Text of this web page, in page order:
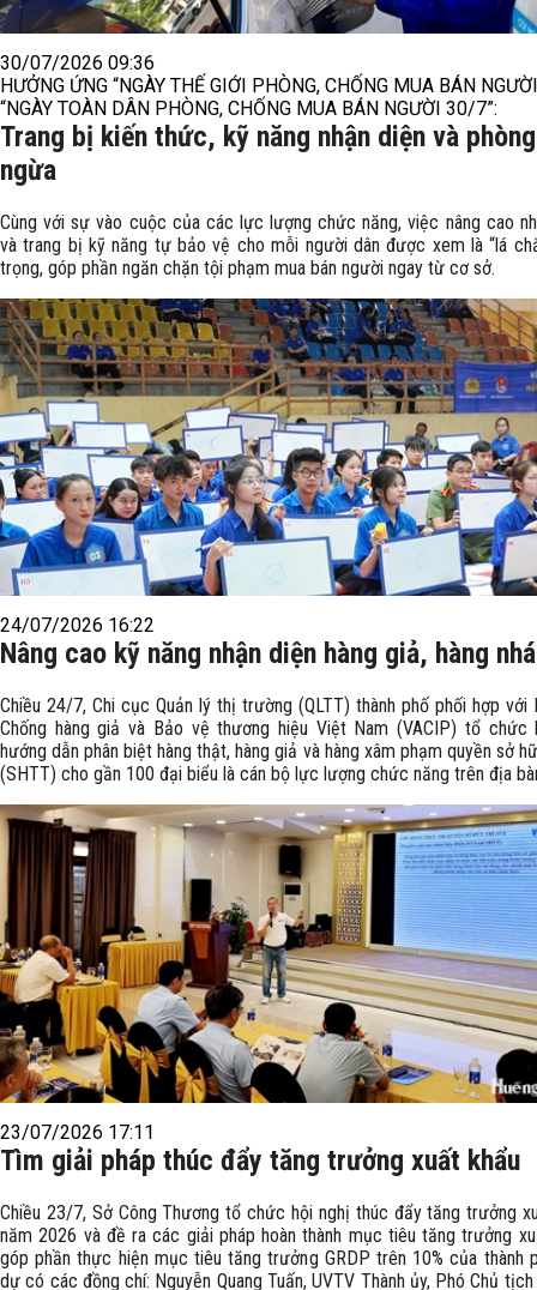
30/07/2026 09:36
HƯỞNG ỨNG “NGÀY THẾ GIỚI PHÒNG, CHỐNG MUA BÁN
“NGÀY TOÀN DÂN PHÒNG, CHỐNG MUA BÁN NGƯỜI 30/7”:
Trang bị kiến thức, kỹ năng nhận diện và phòng
ngừa
Cùng với sự vào cuộc của các lực lượng chức năng, việc nâng cao
và trang bị kỹ năng tự bảo vệ cho mỗi người dân được xem là “lá
trọng, góp phần ngăn chặn tội phạm mua bán người ngay từ cơ sở.
24/07/2026 16:22
Nâng cao kỹ năng nhận diện hàng giả, hàng
Chiều 24/7, Chi cục Quản lý thị trường (QLTT) thành phố phối hợp với
Chống hàng giả và Bảo vệ thương hiệu Việt Nam (VACIP) tổ chức
hướng dẫn phân biệt hàng thật, hàng giả và hàng xâm phạm quyền sở
(SHTT) cho gần 100 đại biểu là cán bộ lực lượng chức năng trên địa
23/07/2026 17:11
Tìm giải pháp thúc đẩy tăng trưởng xuất khẩu
Chiều 23/7, Sở Công Thương tổ chức hội nghị thúc đẩy tăng trưởng
năm 2026 và đề ra các giải pháp hoàn thành mục tiêu tăng trưởng
góp phần thực hiện mục tiêu tăng trưởng GRDP trên 10% của thành
dự có các đồng chí: Nguyễn Quang Tuấn, UVTV Thành ủy, Phó Chủ